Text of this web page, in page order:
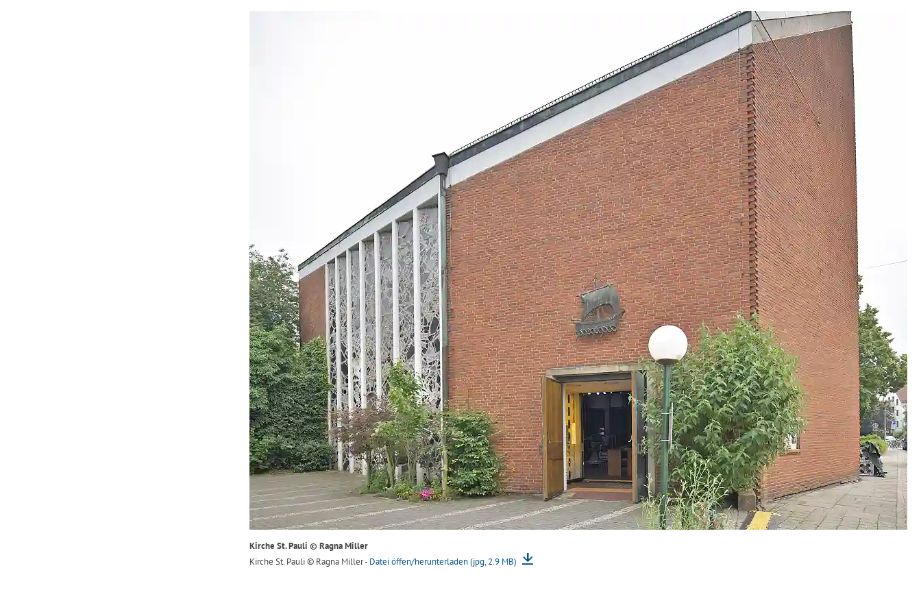
Kirche St. Pauli © Ragna Miller
Kirche St. Pauli © Ragna Miller - Datei öffen/herunterladen (jpg, 2.9 MB)